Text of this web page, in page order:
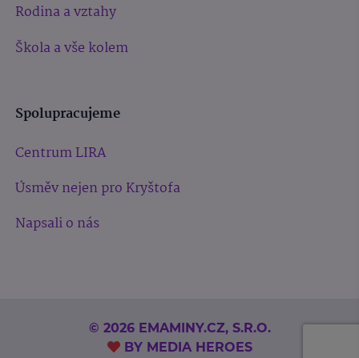
Rodina a vztahy
Škola a vše kolem
Spolupracujeme
Centrum LIRA
Úsměv nejen pro Kryštofa
Napsali o nás
© 2026 EMAMINY.CZ, S.R.O.
BY MEDIA HEROES